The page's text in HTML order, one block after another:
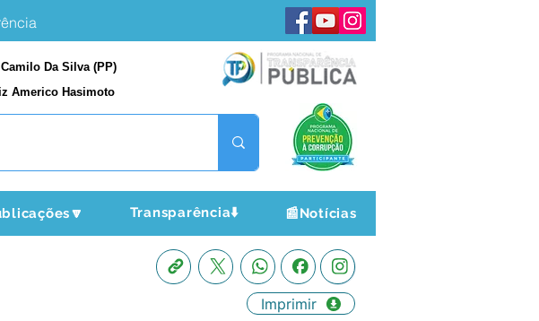
Camilo Da Silva (PP)
Americo Hasimoto
Transparência⬇️ 📰Notícias
Imprimir